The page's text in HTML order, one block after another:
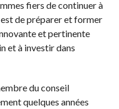
fiers de continuer à
de préparer et former
et pertinente
et à investir dans
du conseil
quelques années